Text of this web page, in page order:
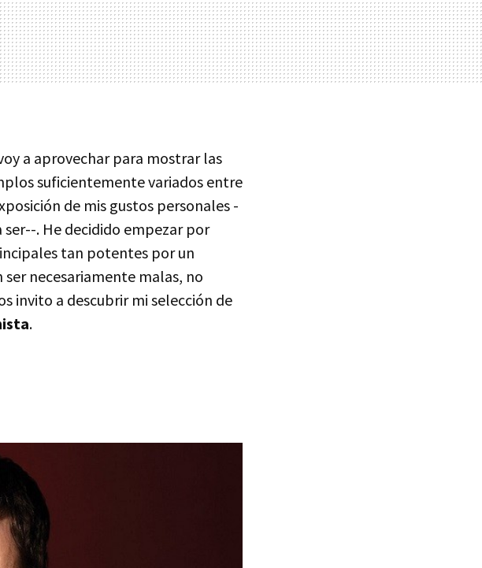
a aprovechar para mostrar las
suficientemente variados entre
de mis gustos personales -
. He decidido empezar por
tan potentes por un
ser necesariamente malas, no
invito a descubrir mi selección de
.